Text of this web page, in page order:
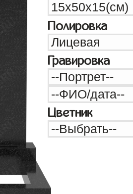
Полировка
Гравировка
Цветник